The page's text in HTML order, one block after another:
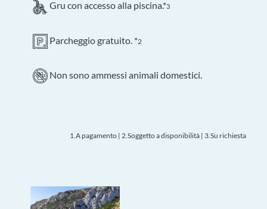
Gru con accesso alla piscina.*3
Parcheggio gratuito. *2
Non sono ammessi animali domestici.
1.A pagamento | 2.Soggetto a disponibilità | 3.Su richiesta